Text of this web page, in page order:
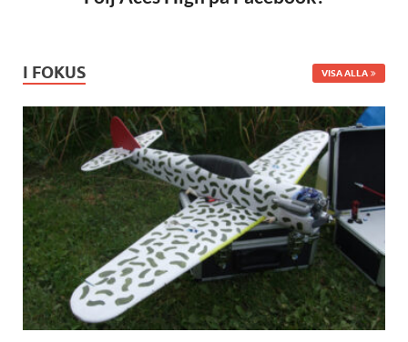
I FOKUS VISA ALLA